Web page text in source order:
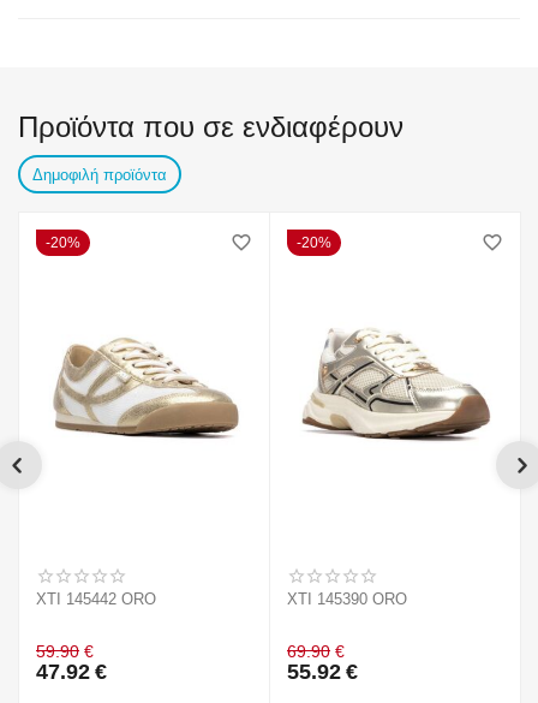
Προϊόντα που σε ενδιαφέρουν
Δημοφιλή προϊόντα
20%
XTI 145442 ORO
59.90 €
47.92 €
20%
XTI 145390 ORO
69.90 €
55.92 €